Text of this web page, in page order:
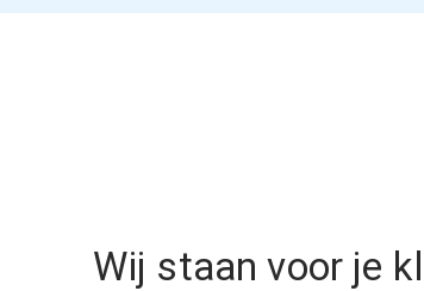
Wij staan voor je